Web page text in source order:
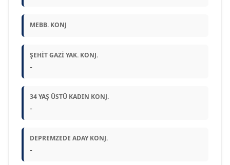
MEBB. KONJ
ŞEHIT GAZI YAK. KONJ.
-
34 YAŞ ÜSTÜ KADIN KONJ.
-
DEPREMZEDE ADAY KONJ.
-